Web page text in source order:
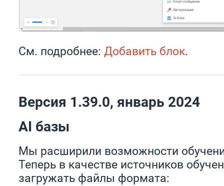
См. подробнее: Добавить блок.
Версия 1.39.0, январь 2024
AI базы
Мы расширили возможности
Теперь в качестве источников
загружать файлы формата: